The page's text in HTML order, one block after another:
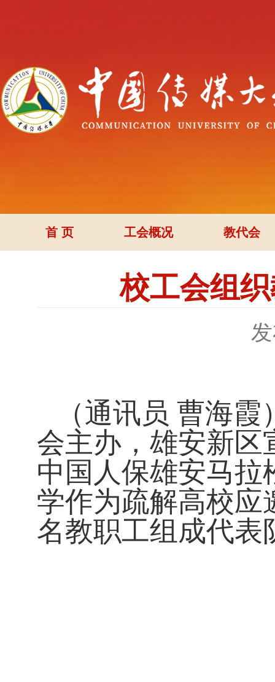
首 页 工会概况 教代会
校工会组
（通讯员 曹海霞
会主办，雄安新区
中国人保雄安马拉
学作为疏解高校应
名教职工组成代表